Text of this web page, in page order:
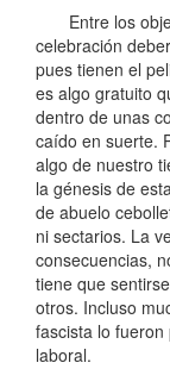
Entre los
celebración
pues tienen el
es algo gratuito
dentro de unas
caído en suerte.
algo de nuestro
la génesis de
de abuelo
ni sectarios. La
consecuencias,
tiene que
otros. Incluso
fascista lo
laboral.